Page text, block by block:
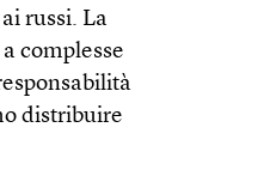
russi. La
complesse
distribuire